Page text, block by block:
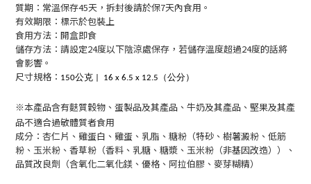
質期：常溫保存45天，拆封後請於保7天內食用。
有效期限：標示於包裝上
食用方法：開盒即食
儲存方法：請設定24度以下陰涼處保存，若儲存溫度超過24度的話將
會影響。
尺寸規格： 150公克 | 16 x 6.5 x 12.5（公分）
※本產品含有麩質穀物、蛋製品及其產品、牛奶及其產品、堅果及其產
品不適合過敏體質者食用
成分： 杏仁片、雞蛋白、雞蛋、乳脂、糖粉（特砂、樹薯澱粉、低筋
粉、玉米粉、香草粉（香料、乳糖、糖漿、玉米粉（非基因改造））、
品質改良劑（含氧化二氧化鎂、優格、阿拉伯膠、麥芽糊精）